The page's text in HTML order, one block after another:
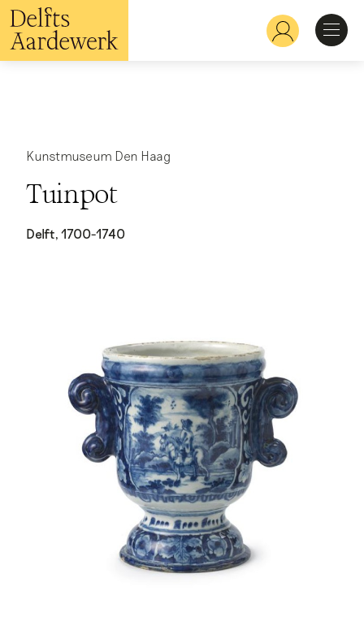
Overslaan
en
naar
de
Hoofdnavigatie
Bekijken
Kunstmuseum Den Haag
Tuinpot
Delft, 1700-1740